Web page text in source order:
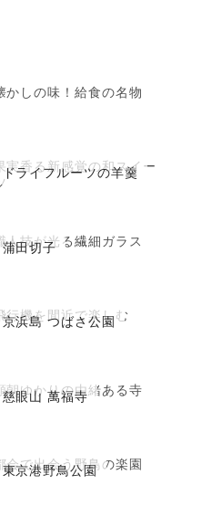
かしの味！給食の名物
ドライフルーツの羊羹
実香る新感覚の和スイー
蒲田切子
人技が光る繊細ガラス
京浜島 つばさ公園
行機を間近で楽しむ
慈眼山 萬福寺
朝ゆかりの由緒ある寺
東京港野鳥公園
会で出会う野鳥の楽園